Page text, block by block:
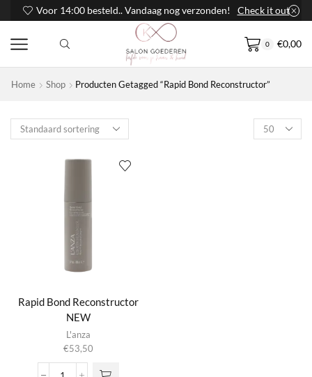
Voor 14:00 besteld.. Vandaag nog verzonden! Check it out
0 €0,00
Home Shop Producten Getagged “Rapid Bond Reconstructor”
Products
per
Rapid Bond Reconstructor
NEW
L'anza
€53,50